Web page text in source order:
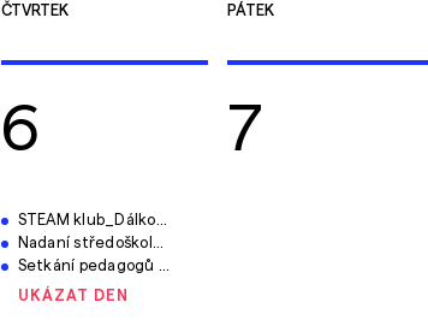
ČTVRTEK PÁTEK
6
STEAM klub_Dálkový průzkum Země
Nadaní středoškoláci - jak rozvíjet jejich potenciál
Setkání pedagogů v rámci STEAM, odborná přednáška CERMAT
UKÁZAT DEN
7